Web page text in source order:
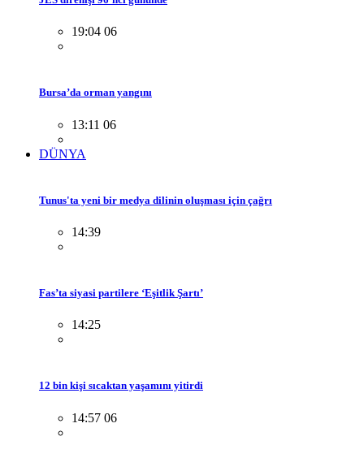
19:04 06
Bursa’da orman yangını
13:11 06
DÜNYA
Tunus'ta yeni bir medya dilinin oluşması için çağrı
14:39
Fas’ta siyasi partilere ‘Eşitlik Şartı’
14:25
12 bin kişi sıcaktan yaşamını yitirdi
14:57 06